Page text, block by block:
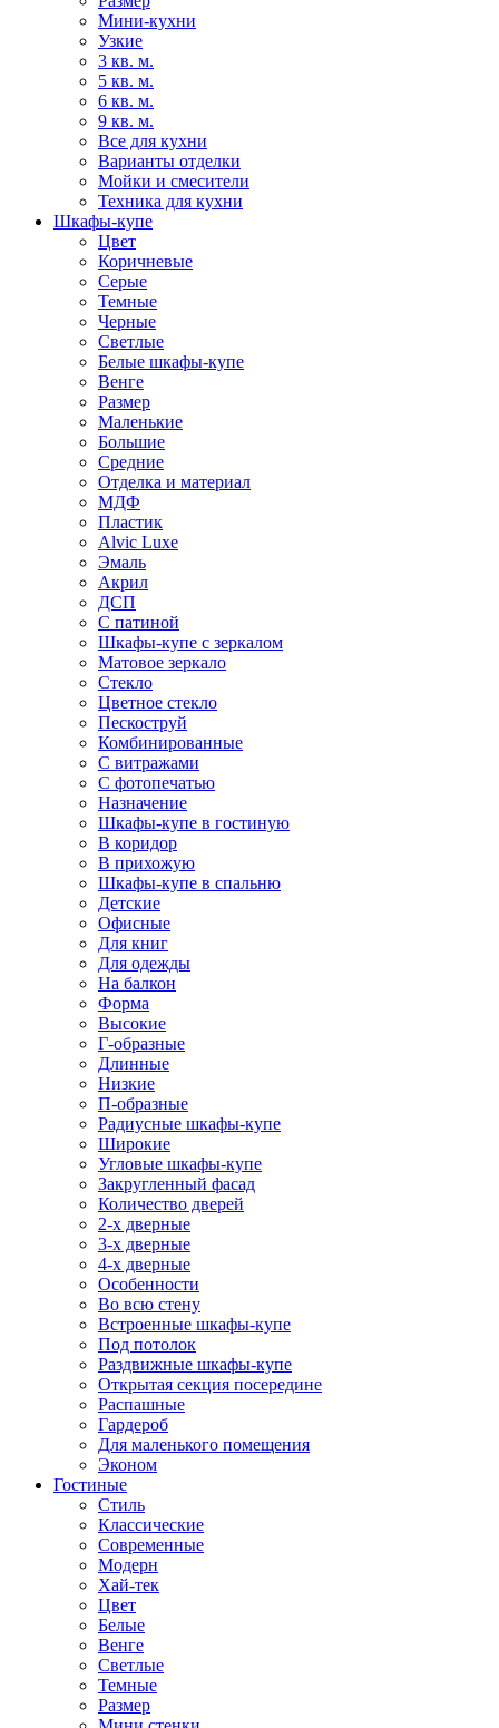
Мини-кухни
Узкие
3 кв. м.
5 кв. м.
6 кв. м.
9 кв. м.
Все для кухни
Варианты отделки
Мойки и смесители
Техника для кухни
Шкафы-купе
Цвет
Коричневые
Серые
Темные
Черные
Светлые
Белые шкафы-купе
Венге
Размер
Маленькие
Большие
Средние
Отделка и материал
МДФ
Пластик
Alvic Luxe
Эмаль
Акрил
ДСП
С патиной
Шкафы-купе с зеркалом
Матовое зеркало
Стекло
Цветное стекло
Пескоструй
Комбинированные
С витражами
С фотопечатью
Назначение
Шкафы-купе в гостиную
В коридор
В прихожую
Шкафы-купе в спальню
Детские
Офисные
Для книг
Для одежды
На балкон
Форма
Высокие
Г-образные
Длинные
Низкие
П-образные
Радиусные шкафы-купе
Широкие
Угловые шкафы-купе
Закругленный фасад
Количество дверей
2-х дверные
3-х дверные
4-х дверные
Особенности
Во всю стену
Встроенные шкафы-купе
Под потолок
Раздвижные шкафы-купе
Открытая секция посередине
Распашные
Гардероб
Для маленького помещения
Эконом
Гостиные
Стиль
Классические
Современные
Модерн
Хай-тек
Цвет
Белые
Венге
Светлые
Темные
Размер